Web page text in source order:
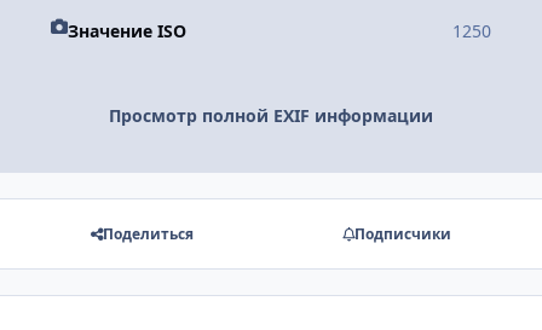
Значение ISO 1250
Просмотр полной EXIF информации
Поделиться Подписчики